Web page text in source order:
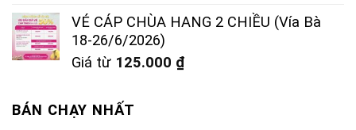
VÉ CÁP CHÙA HANG 2 CHIỀU (Vía Bà
18-26/6/2026)
Giá từ 125.000 ₫
BÁN CHẠY NHẤT